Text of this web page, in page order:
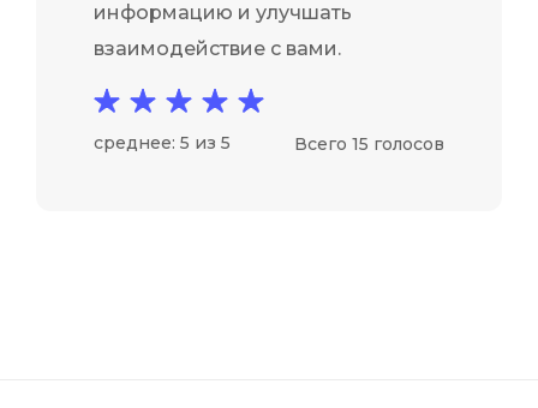
информацию и улучшать
взаимодействие с вами.
среднее: 5 из 5 Всего 15 голосов